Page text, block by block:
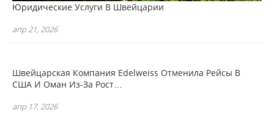
Юридические Услуги В Швейцарии
апр 21, 2026
Швейцарская Компания Edelweiss Отменила Рейсы В
США И Оман Из-За Рост…
апр 17, 2026